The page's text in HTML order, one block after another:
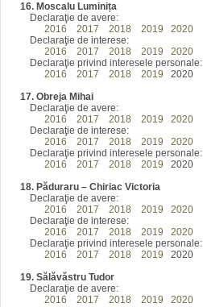
16. Moscalu Luminița
Declaraţie de avere:
2016
2017 2018 2019
2020
Declaraţie de interese:
2016
2017 2018 2019
2020
Declaraţie privind interesele personale:
2016
2017 2018 2019 2020
17. Obreja Mihai
Declaraţie de avere:
2016
2017 2018 2019
2020
Declaraţie de interese:
2016
2017 2018 2019
2020
Declaraţie privind interesele personale:
2016
2017 2018 2019 2020
18. Păduraru – Chiriac Victoria
Declaraţie de avere:
2016
2017 2018 2019
2020
Declaraţie de interese:
2016
2017 2018 2019
2020
Declaraţie privind interesele personale:
2016
2017 2018 2019 2020
19. Sălăvăstru Tudor
Declaraţie de avere:
2016
2017 2018 2019
2020